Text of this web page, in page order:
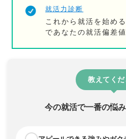
就活力診断
これから就活を始め
であなたの就活偏差